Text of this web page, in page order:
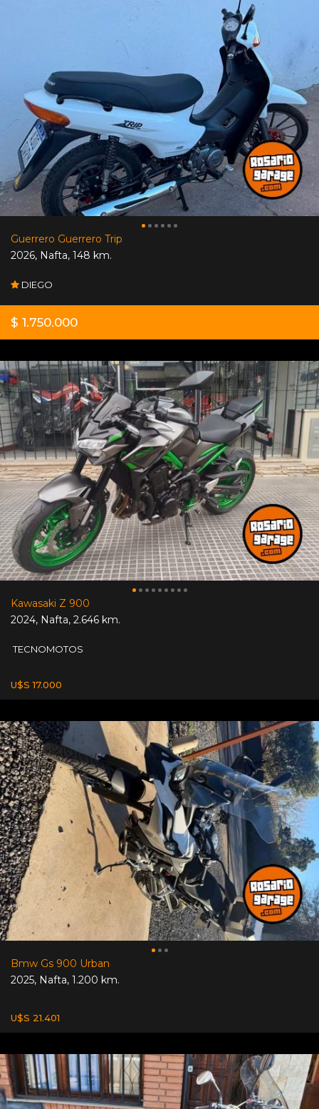
Guerrero Guerrero Trip
2026, Nafta, 148 km.
DIEGO
$ 1.750.000
Kawasaki Z 900
2024, Nafta, 2.646 km.
TECNOMOTOS
U$S 17.000
Bmw Gs 900 Urban
2025, Nafta, 1.200 km.
U$S 21.401